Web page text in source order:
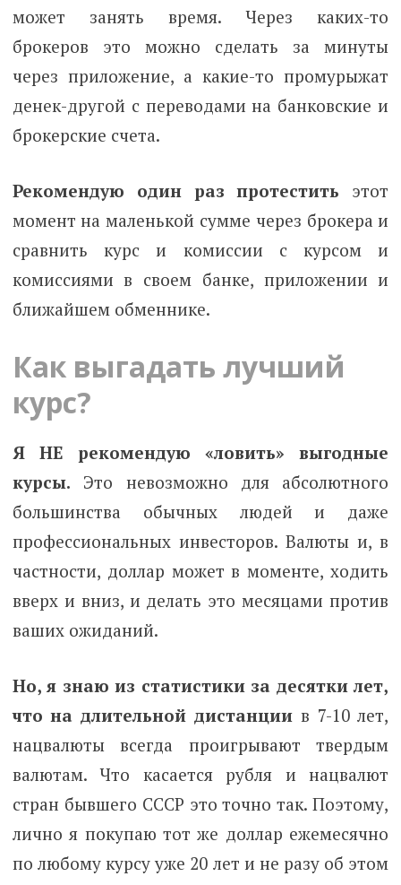
может занять время. Через каких-то
брокеров это можно сделать за минуты
через приложение, а какие-то промурыжат
денек-другой с переводами на банковские и
брокерские счета.
Рекомендую один раз протестить этот
момент на маленькой сумме через брокера и
сравнить курс и комиссии с курсом и
комиссиями в своем банке, приложении и
ближайшем обменнике.
Как выгадать лучший
курс?
Я НЕ рекомендую «ловить» выгодные
курсы. Это невозможно для абсолютного
большинства обычных людей и даже
профессиональных инвесторов. Валюты и, в
частности, доллар может в моменте, ходить
вверх и вниз, и делать это месяцами против
ваших ожиданий.
Но, я знаю из статистики за десятки лет,
что на длительной дистанции в 7-10 лет,
нацвалюты всегда проигрывают твердым
валютам. Что касается рубля и нацвалют
стран бывшего СССР это точно так. Поэтому,
лично я покупаю тот же доллар ежемесячно
по любому курсу уже 20 лет и не разу об этом